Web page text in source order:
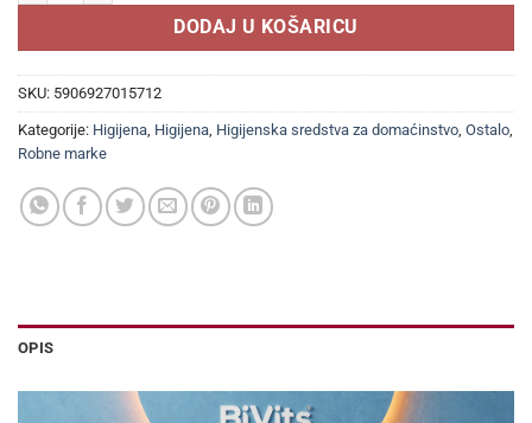
DODAJ U KOŠARICU
SKU: 5906927015712
Kategorije: Higijena, Higijena, Higijenska sredstva za domaćinstvo, Ostalo,
Robne marke
OPIS